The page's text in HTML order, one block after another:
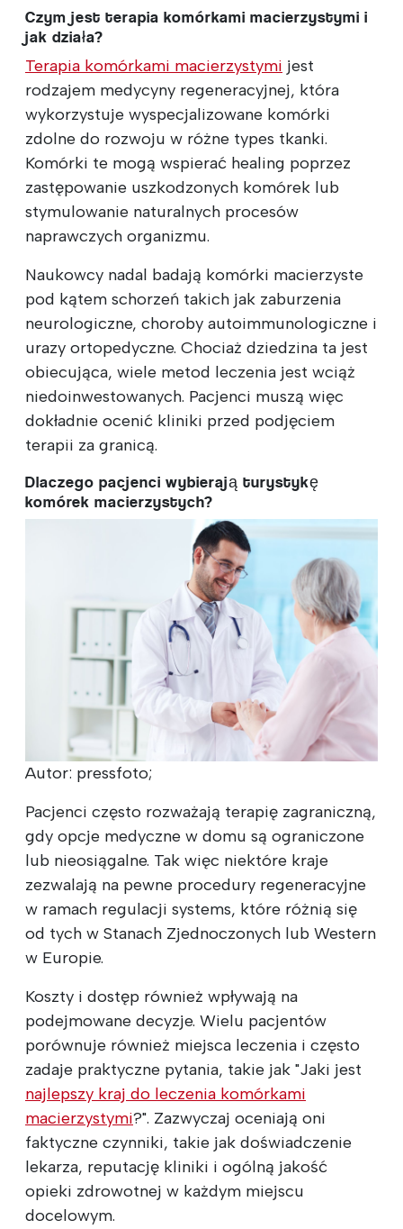
Czym jest terapia komórkami macierzystymi i
jak działa?
Terapia komórkami macierzystymi jest
rodzajem medycyny regeneracyjnej, która
wykorzystuje wyspecjalizowane komórki
zdolne do rozwoju w różne ‍‍t‍‍ypes tkanki.
Komórki te mogą wspierać ‍h‍eal‍ing poprzez
zastępowanie uszkodzonych komórek lub
stymulowanie naturalnych procesów
naprawczych organizmu.
Naukowcy nadal badają komórki macierzyste
pod kątem schorzeń takich jak zaburzenia
neurologiczne, choroby autoimmunologiczne i
urazy ortopedyczne. Chociaż dziedzina ta jest
obiecująca, wiele metod leczenia jest wciąż
niedoinwestowanych. Pacjenci muszą więc
dokładnie ocenić kliniki przed podjęciem
terapii za granicą.
Dlaczego pacjenci wybierają turystykę
komórek macierzystych?
Autor: pressfoto;
Pacjenci często rozważają terapię zagraniczną,
gdy opcje medyczne w domu są ograniczone
lub nieosiągalne. Tak więc niektóre kraje
zezwalają na pewne procedury regeneracyjne
w ramach regulacji sy‍‍stems, które różnią się
od tych w Stanach Zjednoczonych lub ‍W‍este‍rn
w Europie.
Koszty i dostęp również wpływają na
podejmowane decyzje. Wielu pacjentów
porównuje również miejsca leczenia i często
zadaje praktyczne pytania, takie jak "Jaki jest
najlepszy kraj do leczenia komórkami
macierzystymi?". Zazwyczaj oceniają oni
faktyczne czynniki, takie jak doświadczenie
lekarza, reputację kliniki i ogólną jakość
opieki zdrowotnej w każdym miejscu
docelowym.